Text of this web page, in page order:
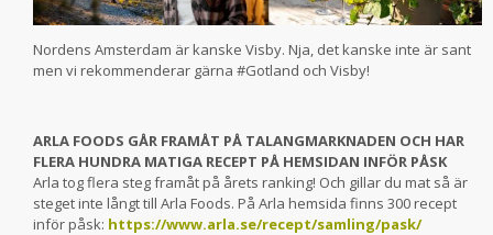
Nordens Amsterdam är kanske Visby. Nja, det kanske inte är sant
men vi rekommenderar gärna #Gotland och Visby!
ARLA FOODS GÅR FRAMÅT PÅ TALANGMARKNADEN OCH HAR
FLERA HUNDRA MATIGA RECEPT PÅ HEMSIDAN INFÖR PÅSK
Arla tog flera steg framåt på årets ranking! Och gillar du mat så är
steget inte långt till Arla Foods. På Arla hemsida finns 300 recept
inför påsk: https://www.arla.se/recept/samling/pask/